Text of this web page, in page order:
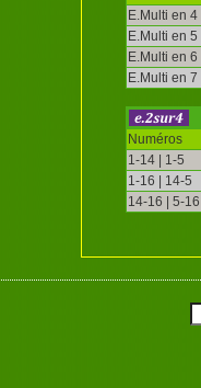
E.Multi en 4
E.Multi en 5
E.Multi en 6
E.Multi en 7
Numéros
1-14 | 1-5
1-16 | 14-5
14-16 | 5-16